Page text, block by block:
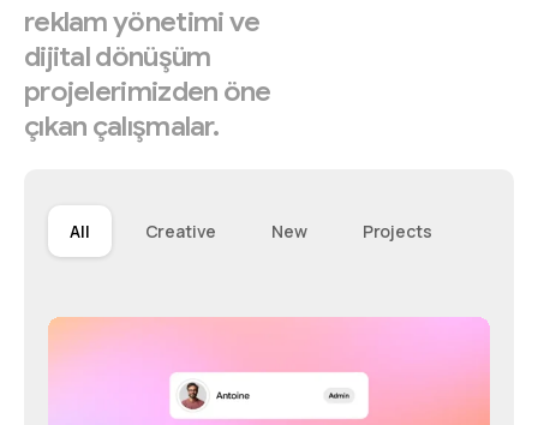
reklamyönetimive
dijitaldönüşüm
projelerimizden öne
çıkan çalışmalar.
All Creative New Projects